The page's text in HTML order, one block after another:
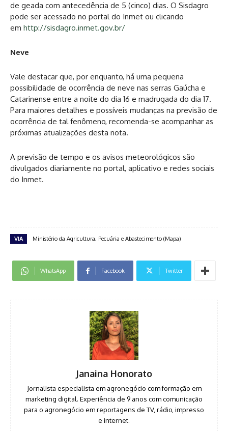
de geada com antecedência de 5 (cinco) dias. O Sisdagro
pode ser acessado no portal do Inmet ou clicando
em http://sisdagro.inmet.gov.br/
Neve
Vale destacar que, por enquanto, há uma pequena
possibilidade de ocorrência de neve nas serras Gaúcha e
Catarinense entre a noite do dia 16 e madrugada do dia 17.
Para maiores detalhes e possíveis mudanças na previsão de
ocorrência de tal fenômeno, recomenda-se acompanhar as
próximas atualizações desta nota.
A previsão de tempo e os avisos meteorológicos são
divulgados diariamente no portal, aplicativo e redes sociais
do Inmet.
VIA Ministério da Agricultura, Pecuária e Abastecimento (Mapa)
WhatsApp Facebook Twitter
Janaina Honorato
Jornalista especialista em agronegócio com formação em
marketing digital. Experiência de 9 anos com comunicação
para o agronegócio em reportagens de TV, rádio, impresso
e internet.